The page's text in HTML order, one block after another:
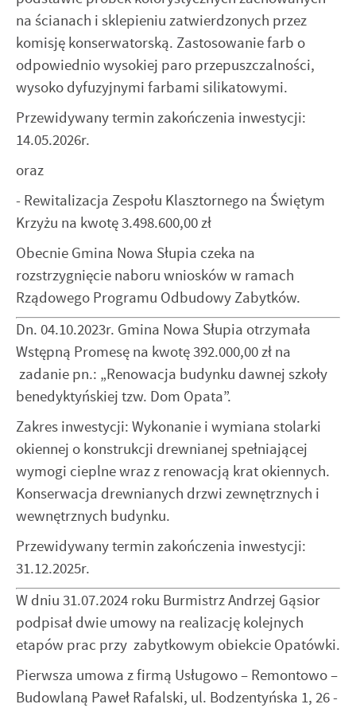
na ścianach i sklepieniu zatwierdzonych przez
komisję konserwatorską. Zastosowanie farb o
odpowiednio wysokiej paro przepuszczalności,
wysoko dyfuzyjnymi farbami silikatowymi.
Przewidywany termin zakończenia inwestycji:
14.05.2026r.
oraz
- Rewitalizacja Zespołu Klasztornego na Świętym
Krzyżu na kwotę 3.498.600,00 zł
Obecnie Gmina Nowa Słupia czeka na
rozstrzygnięcie naboru wniosków w ramach
Rządowego Programu Odbudowy Zabytków.
Dn. 04.10.2023r. Gmina Nowa Słupia otrzymała
Wstępną Promesę na kwotę 392.000,00 zł na
zadanie pn.: „Renowacja budynku dawnej szkoły
benedyktyńskiej tzw. Dom Opata”.
Zakres inwestycji: Wykonanie i wymiana stolarki
okiennej o konstrukcji drewnianej spełniającej
wymogi cieplne wraz z renowacją krat okiennych.
Konserwacja drewnianych drzwi zewnętrznych i
wewnętrznych budynku.
Przewidywany termin zakończenia inwestycji:
31.12.2025r.
W dniu 31.07.2024 roku Burmistrz Andrzej Gąsior
podpisał dwie umowy na realizację kolejnych
etapów prac przy zabytkowym obiekcie Opatówki.
Pierwsza umowa z firmą Usługowo – Remontowo –
Budowlaną Paweł Rafalski, ul. Bodzentyńska 1, 26 -